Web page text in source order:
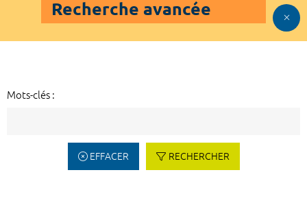
Recherche avancée
Mots-clés :
EFFACER RECHERCHER